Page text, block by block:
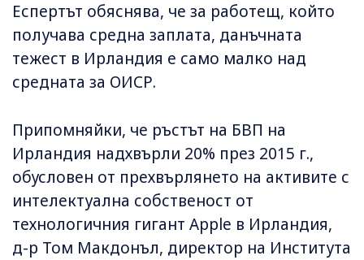
Еспертът обяснява, че за работещ, който
получава средна заплата, данъчната
тежест в Ирландия е само малко над
средната за ОИСР.
Припомняйки, че ръстът на БВП на
Ирландия надхвърли 20% през 2015 г.,
обусловен от прехвърлянето на активите с
интелектуална собственост от
технологичния гигант Apple в Ирландия,
д-р Том Макдонъл, директор на Института